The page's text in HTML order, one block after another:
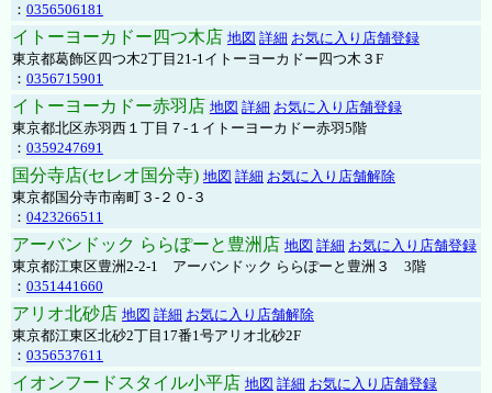
： 0356506181
イトーヨーカドー四つ木店 地図 詳細 お気に入り店舗登録
東京都葛飾区四つ木2丁目21-1イトーヨーカドー四つ木３F
： 0356715901
イトーヨーカドー赤羽店 地図 詳細 お気に入り店舗登録
東京都北区赤羽西１丁目７-１イトーヨーカドー赤羽5階
： 0359247691
国分寺店(セレオ国分寺) 地図 詳細 お気に入り店舗解除
東京都国分寺市南町３-２０-３
： 0423266511
アーバンドック ららぽーと豊洲店 地図 詳細 お気に入り店舗登録
東京都江東区豊洲2-2-1 アーバンドック ららぽーと豊洲３ 3階
： 0351441660
アリオ北砂店 地図 詳細 お気に入り店舗解除
東京都江東区北砂2丁目17番1号アリオ北砂2F
： 0356537611
イオンフードスタイル小平店 地図 詳細 お気に入り店舗登録